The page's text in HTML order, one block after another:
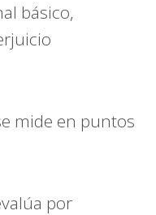
básico,
mide en puntos
por